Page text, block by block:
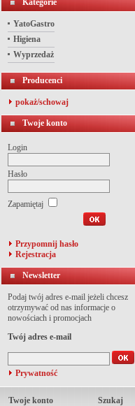
Kategorie
YatoGastro
Higiena
Wyprzedaż
Producenci
pokaż/schowaj
Twoje konto
Login
Hasło
Zapamiętaj
Przypomnij hasło
Rejestracja
Newsletter
Podaj twój adres e-mail jeżeli chcesz
otrzymywać od nas informacje o
nowościach i promocjach
Twój adres e-mail
Prywatność
Twoje konto
Szukaj